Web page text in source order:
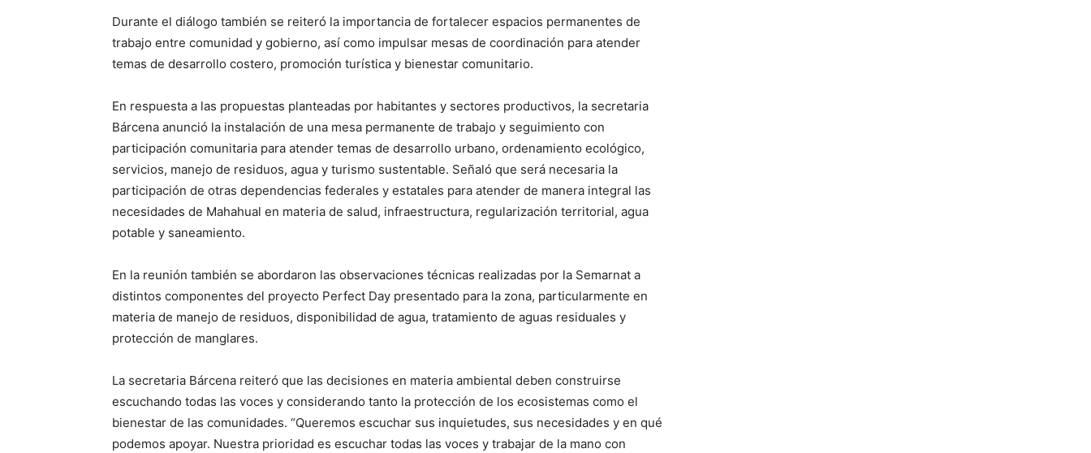
Durante el diálogo también se reiteró la importancia de fortalecer espacios permanentes de
trabajo entre comunidad y gobierno, así como impulsar mesas de coordinación para atender
temas de desarrollo costero, promoción turística y bienestar comunitario.
En respuesta a las propuestas planteadas por habitantes y sectores productivos, la secretaria
Bárcena anunció la instalación de una mesa permanente de trabajo y seguimiento con
participación comunitaria para atender temas de desarrollo urbano, ordenamiento ecológico,
servicios, manejo de residuos, agua y turismo sustentable. Señaló que será necesaria la
participación de otras dependencias federales y estatales para atender de manera integral las
necesidades de Mahahual en materia de salud, infraestructura, regularización territorial, agua
potable y saneamiento.
En la reunión también se abordaron las observaciones técnicas realizadas por la Semarnat a
distintos componentes del proyecto Perfect Day presentado para la zona, particularmente en
materia de manejo de residuos, disponibilidad de agua, tratamiento de aguas residuales y
protección de manglares.
La secretaria Bárcena reiteró que las decisiones en materia ambiental deben construirse
escuchando todas las voces y considerando tanto la protección de los ecosistemas como el
bienestar de las comunidades. “Queremos escuchar sus inquietudes, sus necesidades y en qué
podemos apoyar. Nuestra prioridad es escuchar todas las voces y trabajar de la mano con